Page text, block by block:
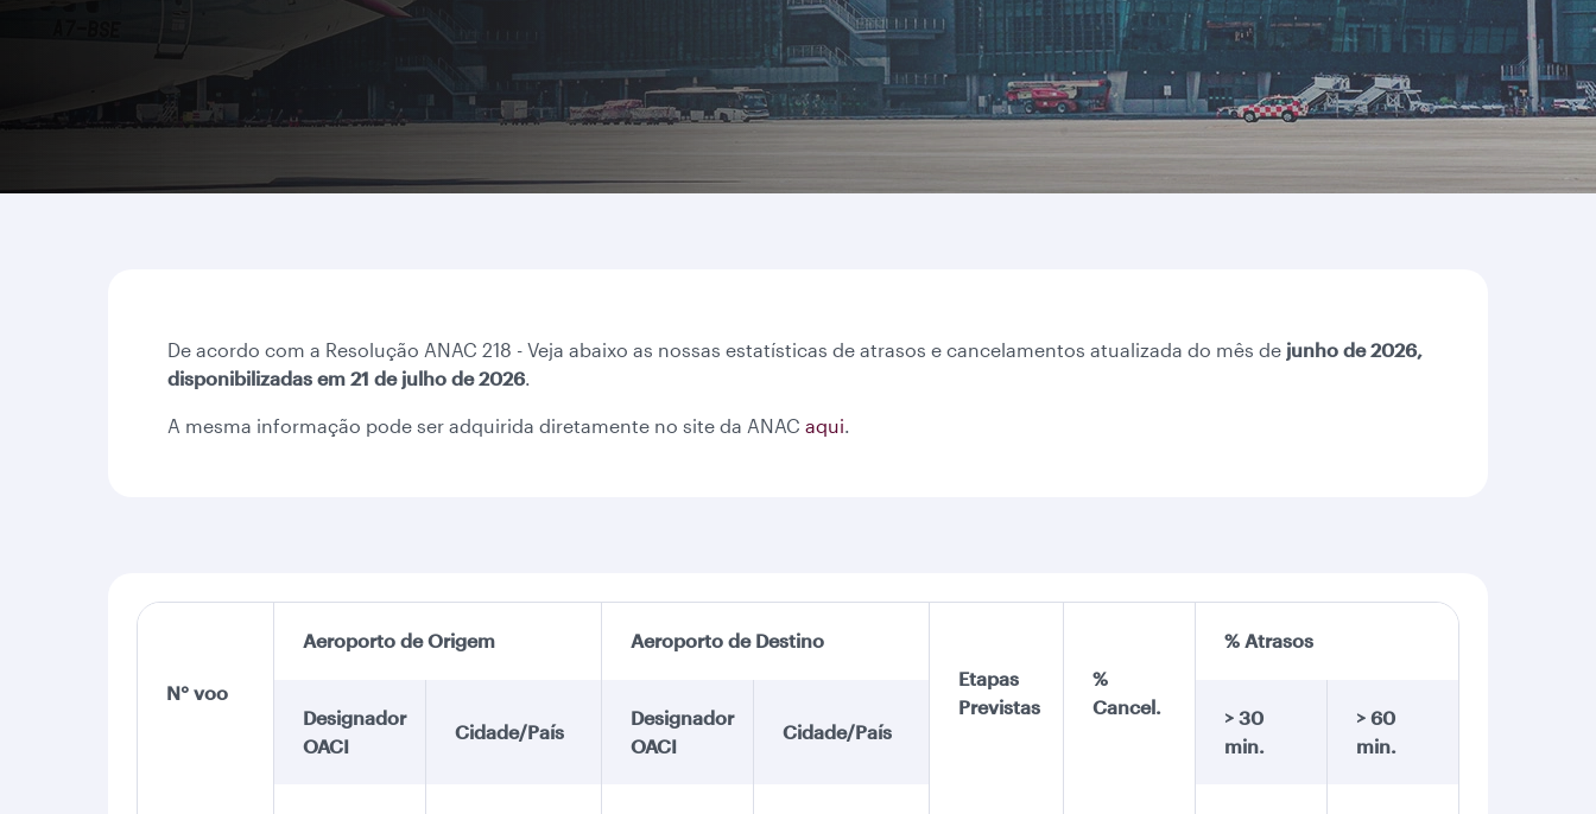
De acordo com a Resolução ANAC 218 - Veja abaixo as nossas estatísticas de atrasos e cancelamentos atualizada do mês de junho de 2026,
disponibilizadas em 21 de julho de 2026.
A mesma informação pode ser adquirida diretamente no site da ANAC aqui.
N° voo
Aeroporto de Origem
Aeroporto de Destino
Etapas
Previstas
%
Cancel.
% Atrasos
Designador
OACI
Cidade/País
Designador
OACI
Cidade/País
> 30
min.
> 60
min.